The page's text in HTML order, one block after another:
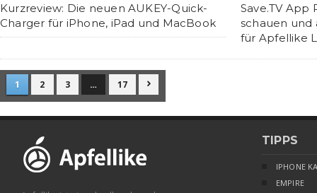
Kurzreview: Die neuen AUKEY-Quick-
Charger für iPhone, iPad und MacBook
Save.TV App
schauen und
für Apfellike
1 2 3 … 17 
TIPPS
IPHONE
EMPIRE